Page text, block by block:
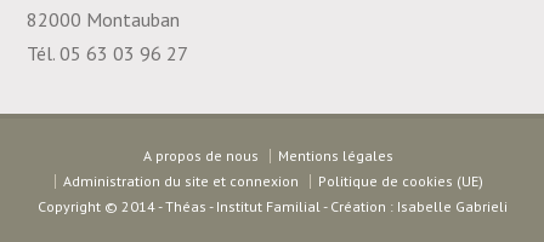
82000 Montauban
Tél. 05 63 03 96 27
A propos de nous
Mentions légales
Administration du site et connexion
Politique de cookies (UE)
Copyright © 2014 - Théas - Institut Familial - Création : Isabelle Gabrieli